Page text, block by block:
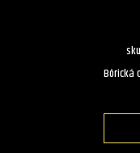
Bôrická